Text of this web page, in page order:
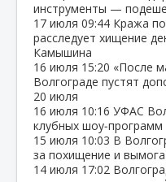
инструменты —
17 июля 09:44 Кража
расследует хищение
Камышина
16 июля 15:20 «После
Волгограде пустят
20 июля
16 июля 10:16 УФАС
клубных шоу‑программ
15 июля 10:03 В
за похищение и
14 июля 17:02